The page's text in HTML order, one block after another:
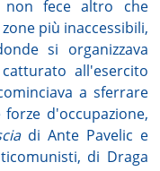
non fece altro che
più inaccessibili,
si organizzava
all'esercito
a sferrare
d'occupazione,
di Ante Pavelic e
di Draga